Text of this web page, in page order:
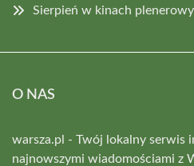
Sierpień w kinach
O NAS
warsza.pl - Twój lokalny serwis
najnowszymi wiadomościami z